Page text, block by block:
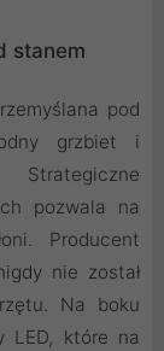
stanem
pod
grzbiet i
pozwala na
Producent
nie został
Na boku
LED, które na